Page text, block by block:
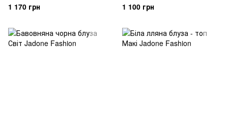
1 170 грн 1 100 грн